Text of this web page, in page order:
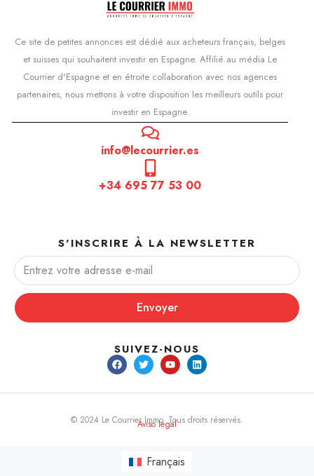
Ce site de petites annonces est dédié aux acheteurs français, belges
et suisses qui souhaitent investir en Espagne. Affilié au média Le
Courrier d'Espagne et en étroite collaboration avec nos agences
partenaires, nous mettons à votre disposition les meilleurs outils pour
investir en Espagne.
info@lecourrier.es
+34 695 77 53 00
S'INSCRIRE À LA NEWSLETTER
Envoyer
SUIVEZ-NOUS
© 2024 Le Courrier Immo. Tous droits réservés.
Aviso legal
Français